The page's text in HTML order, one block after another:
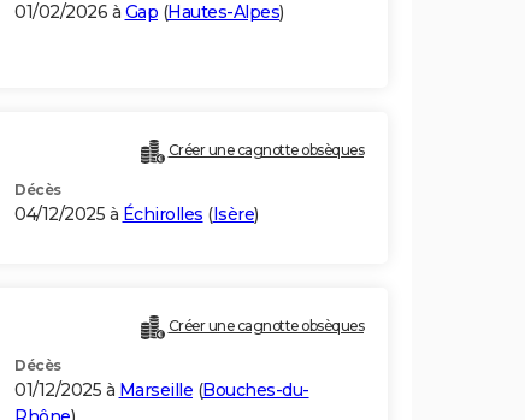
01/02/2026 à Gap (Hautes-Alpes)
Créer une cagnotte obsèques
Décès
04/12/2025 à Échirolles (Isère)
Créer une cagnotte obsèques
Décès
01/12/2025 à Marseille (Bouches-du-